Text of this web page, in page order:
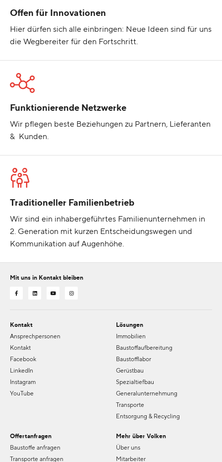
Offen für Innovationen
Hier dürfen sich alle einbringen: Neue Ideen sind für uns
die Wegbereiter für den Fortschritt.
Funktionierende Netzwerke
Wir pflegen beste Beziehungen zu Partnern, Lieferanten
& Kunden.
Traditioneller Familienbetrieb
Wir sind ein inhabergeführtes Familienunternehmen in
2. Generation mit kurzen Entscheidungswegen und
Kommunikation auf Augenhöhe.
Mit uns in Kontakt bleiben
Kontakt
Ansprechpersonen
Kontakt
Facebook
LinkedIn
Instagram
YouTube
Lösungen
Immobilien
Baustoffaufbereitung
Baustofflabor
Gerüstbau
Spezialtiefbau
Generalunternehmung
Transporte
Entsorgung & Recycling
Offertanfragen
Baustoffe anfragen
Transporte anfragen
Mehr über Volken
Über uns
Mitarbeiter